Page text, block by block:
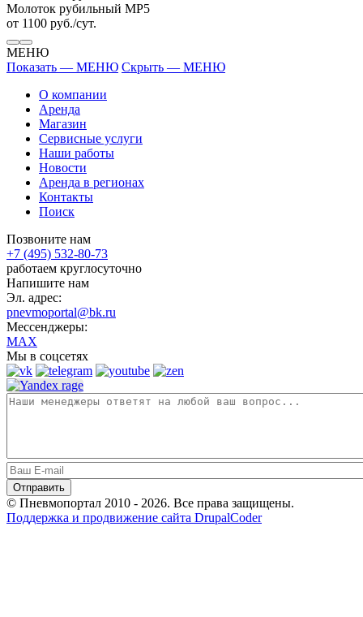
Молоток рубильный МР5
от 1100 руб./сут.
МЕНЮ
Показать — МЕНЮ Скрыть — МЕНЮ
О компании
Аренда
Магазин
Сервисные услуги
Наши работы
Новости
Аренда в регионах
Контакты
Поиск
Позвоните нам
+7 (495) 532-80-73
работаем круглосуточно
Напишите нам
Эл. адрес:
pnevmoportal@bk.ru
Мессенджеры:
MAX
Мы в соцсетях
© Пневмопортал 2010 - 2026. Все права защищены.
Поддержка и продвижение сайта DrupalCoder